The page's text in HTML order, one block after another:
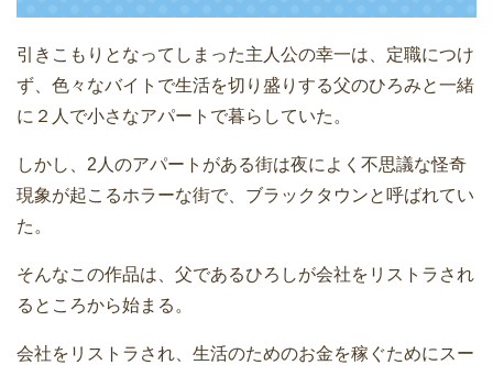
引きこもりとなってしまった主人公の幸一は、定職につけ
ず、色々なバイトで生活を切り盛りする父のひろみと一緒
に２人で小さなアパートで暮らしていた。
しかし、2人のアパートがある街は夜によく不思議な怪奇
現象が起こるホラーな街で、ブラックタウンと呼ばれてい
た。
そんなこの作品は、父であるひろしが会社をリストラされ
るところから始まる。
会社をリストラされ、生活のためのお金を稼ぐためにスー